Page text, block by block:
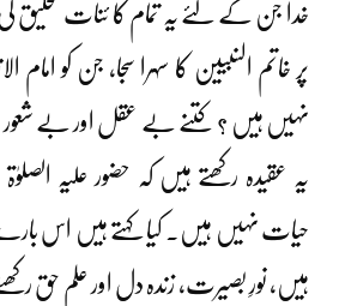
خدا جن کے لئے یہ تمام کا ئنات تخلیق
پر خاتم النبیین کا سہرا سجا، جن کو امام
نہیں ہیں ؟ کتنے بے عقل اور بے شعور
یہ عقیدہ رکھتے ہیں کہ حضور علیہ الصلوٰۃ
حیات نہیں ہیں۔ کیا کہتے ہیں اس بارے
ہیں، نورِ بصیرت، زندہ دل اور علمِ حق